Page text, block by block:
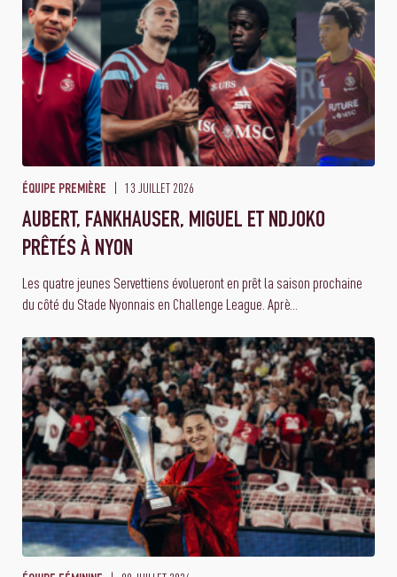
ÉQUIPE PREMIÈRE 13 JUILLET 2026
AUBERT, FANKHAUSER, MIGUEL ET NDJOKO
PRÊTÉS À NYON
Les quatre jeunes Servettiens évolueront en prêt la saison prochaine
du côté du Stade Nyonnais en Challenge League. Aprè...